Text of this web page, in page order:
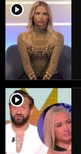
player2
player2